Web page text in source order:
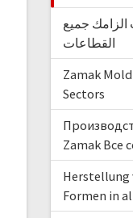
الزامك جميع
القطاعات
Zamak
Sectors
Zamak Все
Herstellung
Formen in